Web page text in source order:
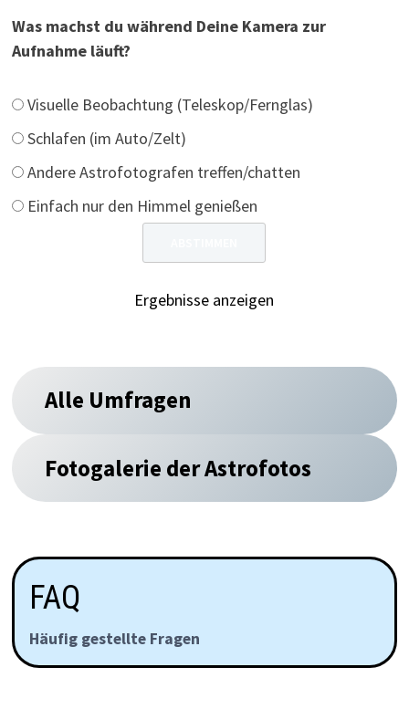
Was machst du während Deine Kamera zur
Aufnahme läuft?
Visuelle Beobachtung (Teleskop/Fernglas)
Schlafen (im Auto/Zelt)
Andere Astrofotografen treffen/chatten
Einfach nur den Himmel genießen
Ergebnisse anzeigen
Alle Umfragen
Fotogalerie der Astrofotos
FAQ
Häufig gestellte Fragen